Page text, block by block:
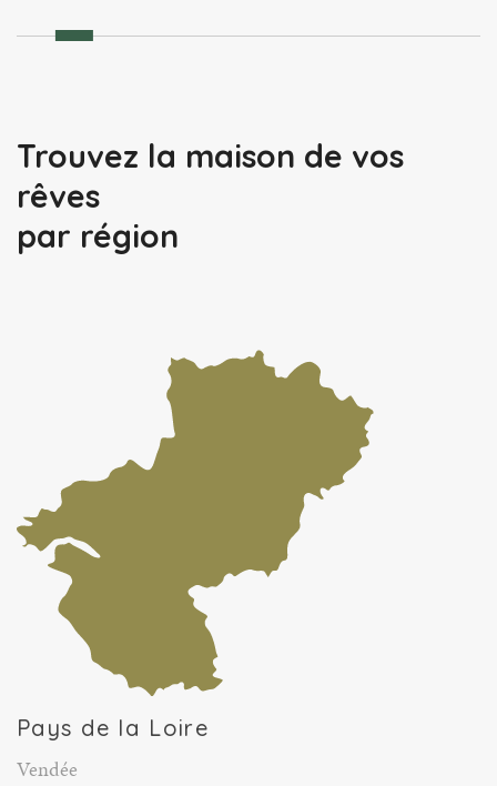
Trouvez la maison de vos
rêves
par région
Pays de la Loire
Vendée